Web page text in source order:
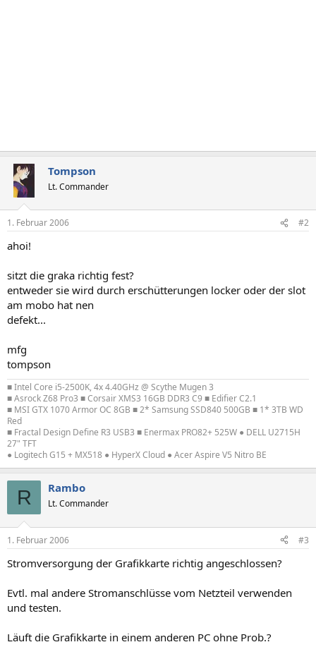
Tompson
Lt. Commander
1. Februar 2006 #2
ahoi!
sitzt die graka richtig fest?
entweder sie wird durch erschütterungen locker oder der slot
am mobo hat nen
defekt...
mfg
tompson
■ Intel Core i5-2500K, 4x 4.40GHz @ Scythe Mugen 3
■ Asrock Z68 Pro3 ■ Corsair XMS3 16GB DDR3 C9 ■ Edifier C2.1
■ MSI GTX 1070 Armor OC 8GB ■ 2* Samsung SSD840 500GB ■ 1* 3TB WD
Red
■ Fractal Design Define R3 USB3 ■ Enermax PRO82+ 525W ● DELL U2715H
27" TFT
● Logitech G15 + MX518 ● HyperX Cloud ● Acer Aspire V5 Nitro BE
R Rambo
Lt. Commander
1. Februar 2006 #3
Stromversorgung der Grafikkarte richtig angeschlossen?
Evtl. mal andere Stromanschlüsse vom Netzteil verwenden
und testen.
Läuft die Grafikkarte in einem anderen PC ohne Prob.?